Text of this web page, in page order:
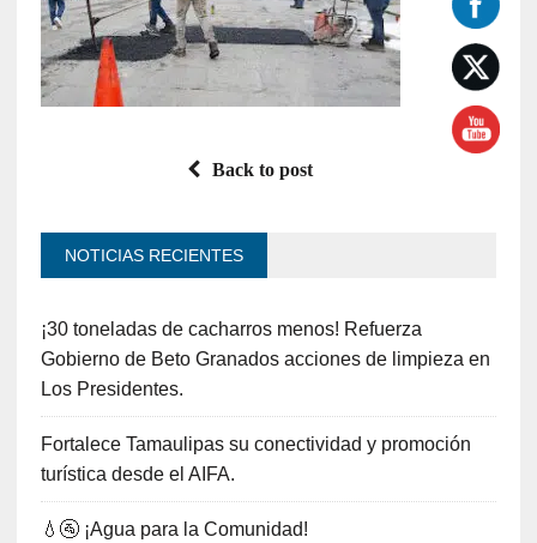
Back to post
NOTICIAS RECIENTES
¡30 toneladas de cacharros menos! Refuerza
Gobierno de Beto Granados acciones de limpieza en
Los Presidentes.
Fortalece Tamaulipas su conectividad y promoción
turística desde el AIFA.
💧🚰 ¡Agua para la Comunidad!